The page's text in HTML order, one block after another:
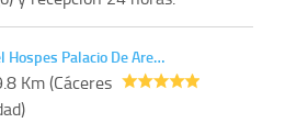
Hospes Palacio De Are…
Km (Cáceres